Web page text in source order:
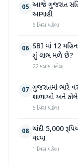
05 આજે ગુજરાત
આગાહી
6 દિવસ પહેલા
06 SBI માં 12
શું લાભ મળે છે?
22 કલાક પહેલા
07 ગુજરાતમાં ભારે
શાળાઓ અને
6 દિવસ પહેલા
08 ચાંદી 5,000
વધ્યા
1 દિવસ પહેલા